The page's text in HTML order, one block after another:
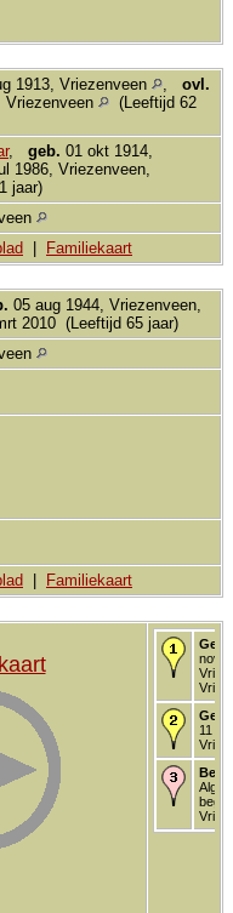
1913, Vriezenveen
ovl.
Vriezenveen
(Leeftijd 62
, geb. 01 okt 1914,
1986, Vriezenveen,
jaar)
Familiekaart
05 aug 1944, Vriezenveen,
2010 (Leeftijd 65 jaar)
Familiekaart
nov
11
Alg.